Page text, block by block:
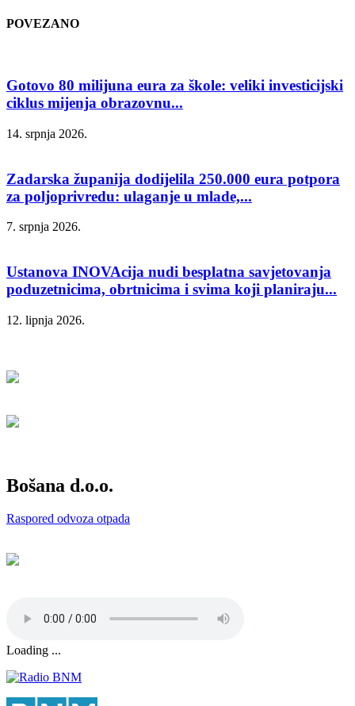
POVEZANO
Gotovo 80 milijuna eura za škole: veliki investicijski
ciklus mijenja obrazovnu...
14. srpnja 2026.
Zadarska županija dodijelila 250.000 eura potpora
za poljoprivredu: ulaganje u mlade,...
7. srpnja 2026.
Ustanova INOVAcija nudi besplatna savjetovanja
poduzetnicima, obrtnicima i svima koji planiraju...
12. lipnja 2026.
Bošana d.o.o.
Raspored odvoza otpada
Loading ...